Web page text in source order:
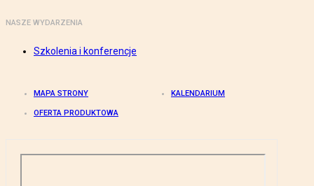
NASZE WYDARZENIA
Szkolenia i konferencje
MAPA STRONY KALENDARIUM
OFERTA PRODUKTOWA